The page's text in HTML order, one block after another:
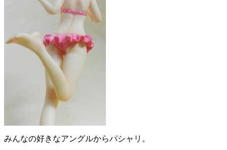
みんなの好きなアングルからパシャリ。